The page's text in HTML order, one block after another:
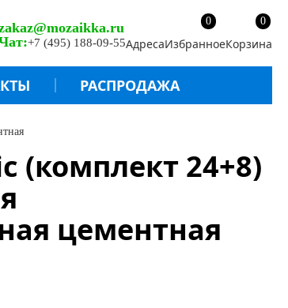
+7 (495) 188-09-55Адреса
0
ИзбранноеКорзина
0
РАСПРОДАЖА
(комплект 24+8)
цементная